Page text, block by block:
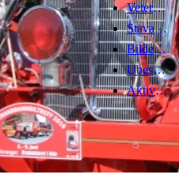
Veteranbrannbiltreff 2008
Stavanger Brannbilklubb
Bildegalleri
Ubesvarte innlegg
Aktive emner